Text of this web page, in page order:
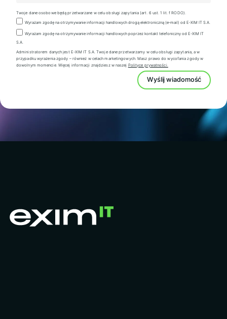
Twoje dane osobowe będą przetwarzane w celu obsługi zapytania (art. 6 ust. 1 lit. f RODO).
Wyrażam zgodę na otrzymywanie informacji handlowych drogą elektroniczną (e-mail) od E-XIM IT S.A.
Wyrażam zgodę na otrzymywanie informacji handlowych poprzez kontakt telefoniczny od E-XIM IT
S.A.
Administratorem danych jest E-XIM IT S.A. Twoje dane przetwarzamy w celu obsługi zapytania, a w
przypadku wyrażenia zgody – również w celach marketingowych. Masz prawo do wycofania zgody w
dowolnym momencie. Więcej informacji znajdziesz w naszej Polityce prywatności.
Wyślij wiadomość